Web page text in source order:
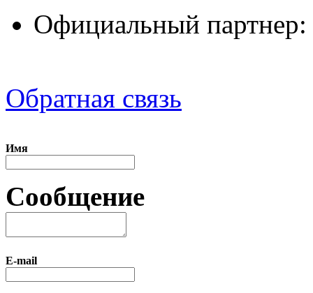
Официальный партнер:
Обратная связь
Имя
Сообщение
E-mail